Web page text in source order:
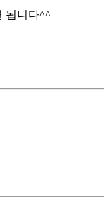
됩니다^^